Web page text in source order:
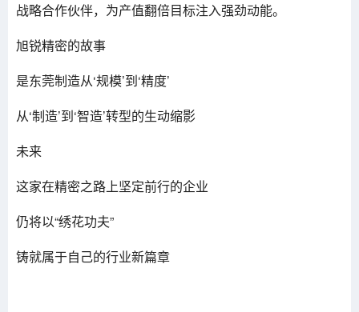
战略合作伙伴，为产值翻倍目标注入强劲动能。
旭锐精密的故事
是东莞制造从‘规模’到‘精度’
从‘制造’到‘智造’转型的生动缩影
未来
这家在精密之路上坚定前行的企业
仍将以“绣花功夫”
铸就属于自己的行业新篇章